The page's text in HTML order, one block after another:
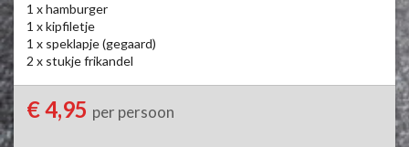
1 x hamburger
1 x kipfiletje
1 x speklapje (gegaard)
2 x stukje frikandel
€ 4,95 per persoon